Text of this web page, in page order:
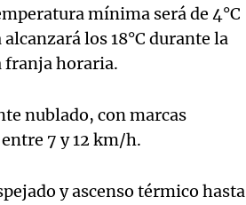
mínima será de 4°C
los 18°C durante la
franja horaria.
nublado, con marcas
7 y 12 km/h.
y ascenso térmico hasta